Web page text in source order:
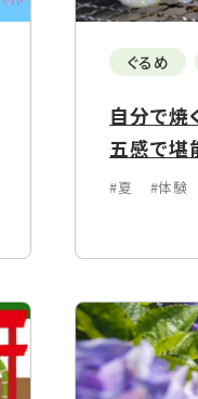
ぐるめ
自分で焼
五感で堪
#夏 #体験